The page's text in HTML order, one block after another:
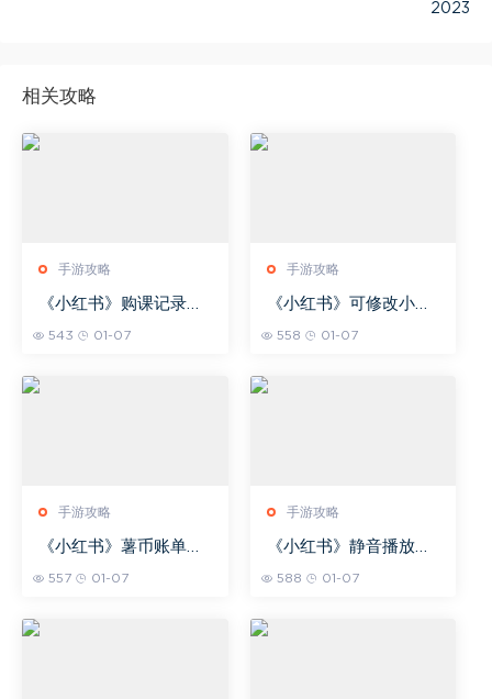
2023
相关攻略
手游攻略
《小红书》购课记录查
543 01-07
手游攻略
《小红书》可修改小红
558 01-07
手游攻略
《小红书》薯币账单查
557 01-07
手游攻略
《小红书》静音播放设
588 01-07